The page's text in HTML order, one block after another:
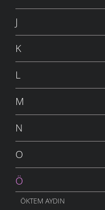
J
K
L
M
N
O
Ö
ÖKTEM AYDIN